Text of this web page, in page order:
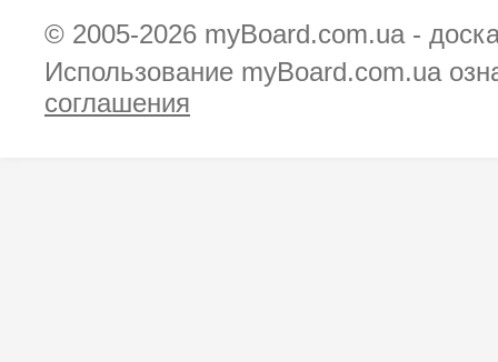
© 2005-2026 myBoard.com.ua -
Использование myBoard.com.ua
соглашения